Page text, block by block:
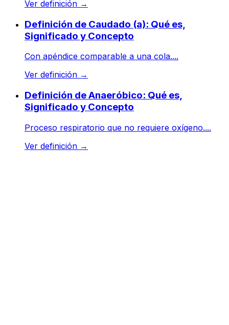
Ver definición →
Definición de Caudado (a): Qué es,
Significado y Concepto
Con apéndice comparable a una cola....
Ver definición →
Definición de Anaeróbico: Qué es,
Significado y Concepto
Proceso respiratorio que no requiere oxígeno....
Ver definición →